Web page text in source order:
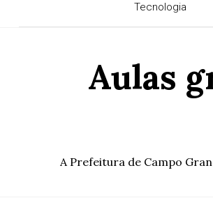
Tecnologia
Aulas
A Prefeitura de Campo